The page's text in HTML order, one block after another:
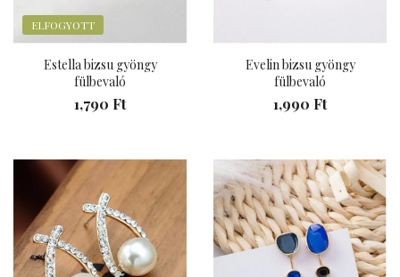
ELFOGYOTT
Estella bizsu gyöngy
fülbevaló
1,790 Ft
Evelin bizsu gyöngy
fülbevaló
1,990 Ft